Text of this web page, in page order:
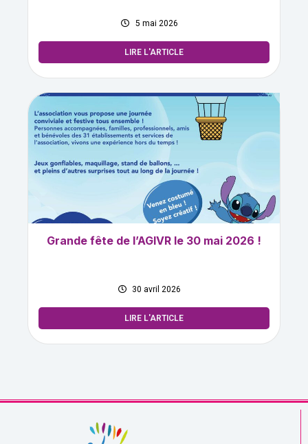
5 mai 2026
LIRE L'ARTICLE
Grande fête de l’AGIVR le 30 mai 2026 !
30 avril 2026
LIRE L'ARTICLE